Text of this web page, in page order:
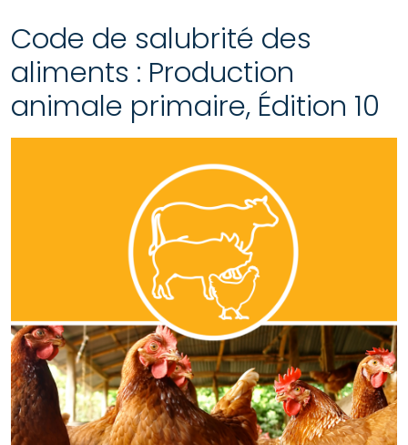
Code de salubrité des
aliments : Production
animale primaire, Édition 10